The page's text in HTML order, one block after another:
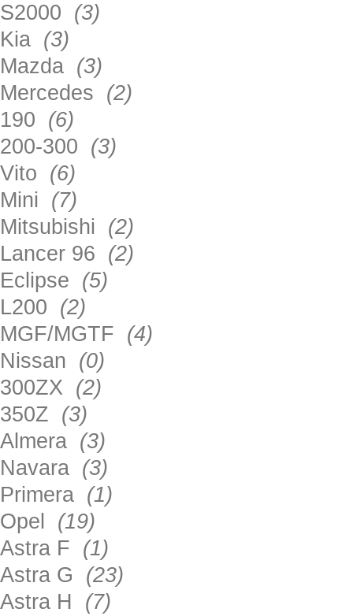
S2000 (3)
Kia (3)
Mazda (3)
Mercedes (2)
190 (6)
200-300 (3)
Vito (6)
Mini (7)
Mitsubishi (2)
Lancer 96 (2)
Eclipse (5)
L200 (2)
MGF/MGTF (4)
Nissan (0)
300ZX (2)
350Z (3)
Almera (3)
Navara (3)
Primera (1)
Opel (19)
Astra F (1)
Astra G (23)
Astra H (7)